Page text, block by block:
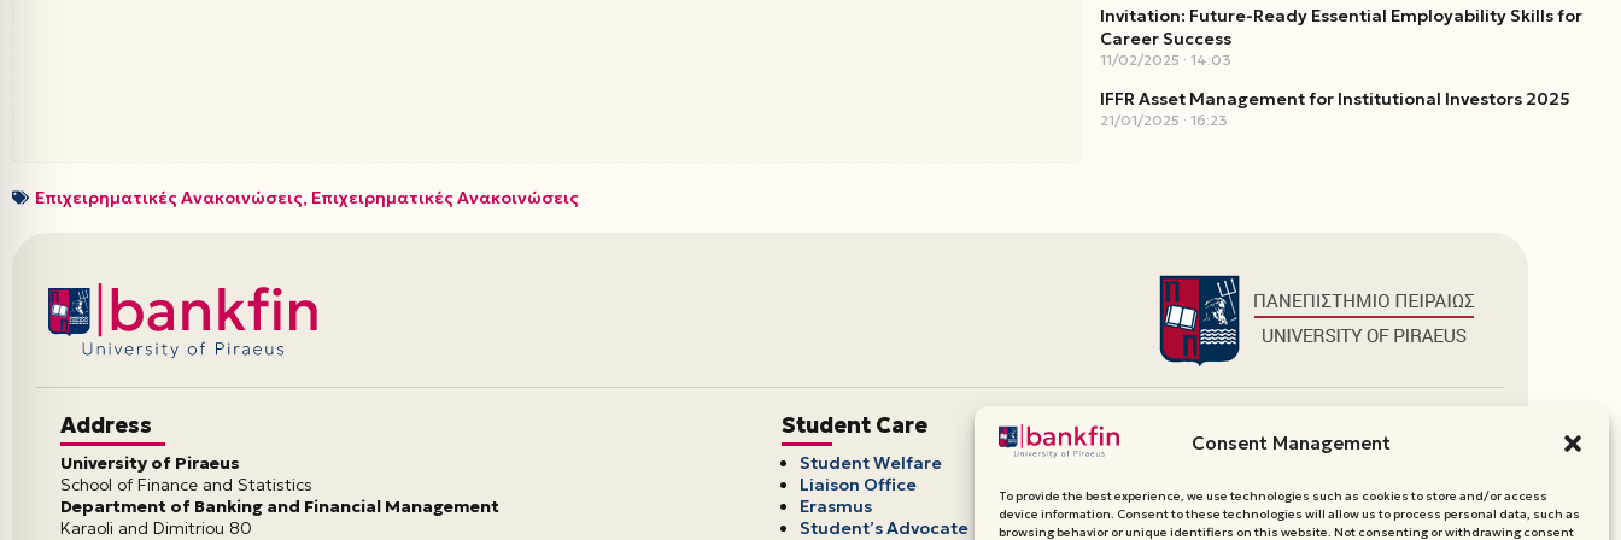
Consent Management
To provide the best experience, we use technologies such as cookies to store and/or access
device information. Consent to these technologies will allow us to process personal data, such as
browsing behavior or unique identifiers on this website. Not consenting or withdrawing consent
Invitation: Future-Ready Essential Employability Skills for
Career Success
11/02/2025 14:03
IFFR Asset Management for Institutional Investors 2025
21/01/2025 16:23
Επιχειρηματικές Ανακοινώσεις, Επιχειρηματικές Ανακοινώσεις
Address
University of Piraeus
School of Finance and Statistics
Department of Banking and Financial Management
Karaoli and Dimitriou 80
Student Care
Student Welfare
Liaison Office
Erasmus
Student’s Advocate
Contact